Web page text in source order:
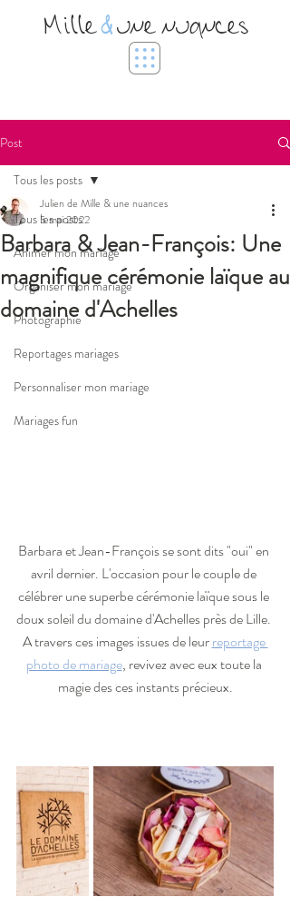
Mille&une nuances
Post
Tous les posts
Animer mon mariage
Organiser mon mariage
Photographie
Reportages mariages
Personnaliser mon mariage
Mariages fun
Tous les posts
Barbara & Jean-François: Une
magnifique cérémonie laïque au
domaine d'Achelles
Julien de Mille & une nuances
5 mai 2022
Barbara et Jean-François se sont dits "oui" en
avril dernier. L'occasion pour le couple de
célébrer une superbe cérémonie laïque sous le
doux soleil du domaine d'Achelles près de Lille.
A travers ces images issues de leur reportage
photo de mariage, revivez avec eux toute la
magie des ces instants précieux.